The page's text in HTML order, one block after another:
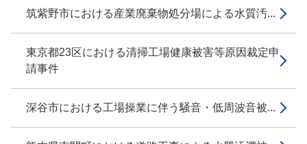
筑紫野市における産業廃棄物処分場による水質汚...
東京都23区における清掃工場健康被害等原因裁定申
請事件
深谷市における工場操業に伴う騒音・低周波音被...